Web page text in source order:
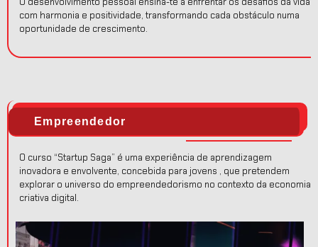
com harmonia e positividade, transformando cada obstáculo numa
oportunidade de crescimento.
Empreendedor
O curso “Startup Saga” é uma experiência de aprendizagem
inovadora e envolvente, concebida para jovens , que pretendem
explorar o universo do empreendedorismo no contexto da economia
criativa digital.